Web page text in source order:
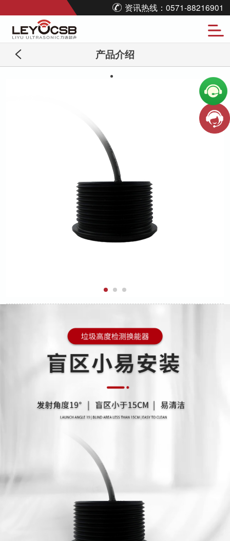
资讯热线：0571-88216901
产品介绍